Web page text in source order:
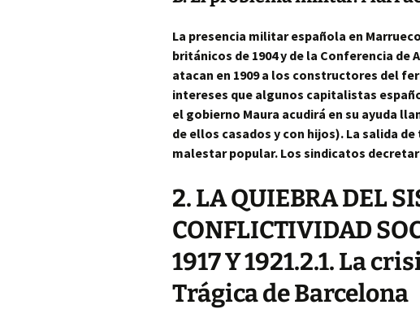
La presencia militarespañola en
británicos de 1904 y de la Conferencia de
atacan en 1909 a los constructores del
intereses que algunos capitalistas
el gobierno Maura acudirá en su ayuda
de ellos casados y con hijos). La salida
malestar popular. Los sindicatos
2. LA QUIEBRA DEL
CONFLICTIVIDAD
1917 Y 1921.2.1. La
Trágica de Barcelona